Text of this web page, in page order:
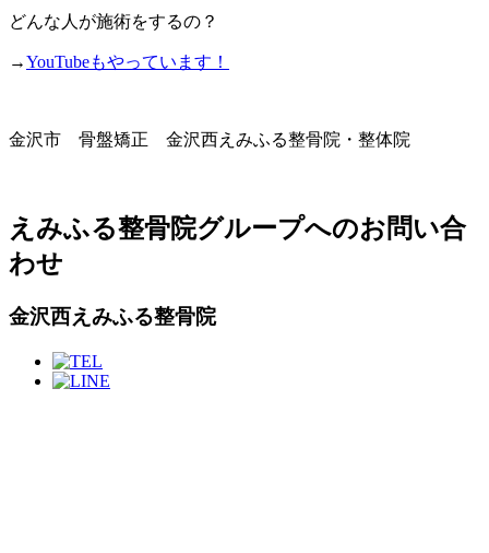
どんな人が施術をするの？
→YouTubeもやっています！
金沢市 骨盤矯正 金沢西えみふる整骨院・整体院
えみふる整骨院グループへのお問い合
わせ
金沢西えみふる整骨院